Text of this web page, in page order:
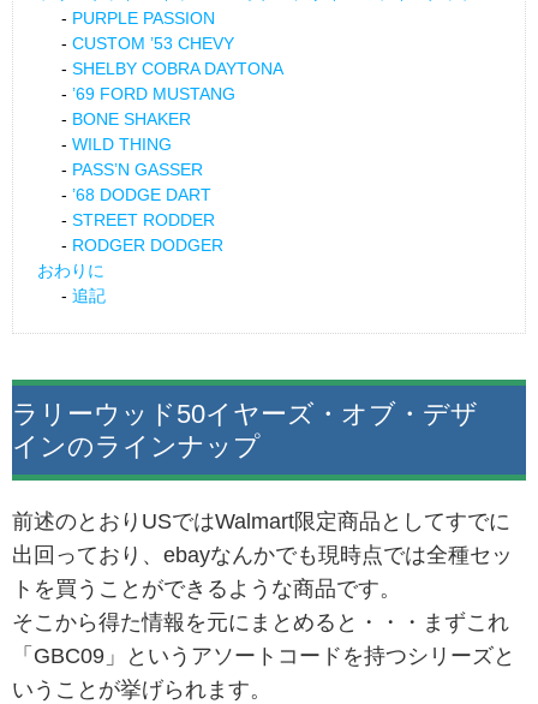
PURPLE PASSION
CUSTOM ’53 CHEVY
SHELBY COBRA DAYTONA
’69 FORD MUSTANG
BONE SHAKER
WILD THING
PASS’N GASSER
’68 DODGE DART
STREET RODDER
RODGER DODGER
おわりに
追記
ラリーウッド50イヤーズ・オブ・デザ
インのラインナップ
前述のとおりUSではWalmart限定商品としてすでに
出回っており、ebayなんかでも現時点では全種セッ
トを買うことができるような商品です。
そこから得た情報を元にまとめると・・・まずこれ
「GBC09」というアソートコードを持つシリーズと
いうことが挙げられます。